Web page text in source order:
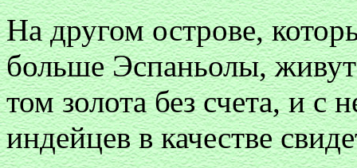
На другом острове,
больше Эспаньолы,
том золота без счета, и с
индейцев в качестве